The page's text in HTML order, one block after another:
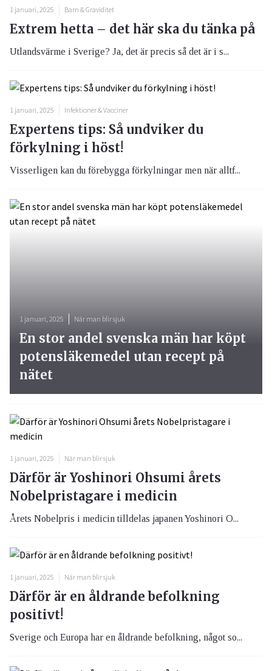
1 januari, 2025 Barn & Graviditet
Extrem hetta – det här ska du tänka på
Utlandsvärme i Sverige? Ja, det är precis så det är i s...
1 januari, 2025 Infektioner & Vacciner
Expertens tips: Så undviker du
förkylning i höst!
Visserligen kan du förebygga förkylningar men när alltf...
1 januari, 2025 När man blir sjuk
En stor andel svenska män har köpt
potensläkemedel utan recept på
nätet
1 januari, 2025 När man blir sjuk
Därför är Yoshinori Ohsumi årets
Nobelpristagare i medicin
Årets Nobelpris i medicin tilldelas japanen Yoshinori O...
1 januari, 2025 När man blir sjuk
Därför är en åldrande befolkning
positivt!
Sverige och Europa har en åldrande befolkning, något so...